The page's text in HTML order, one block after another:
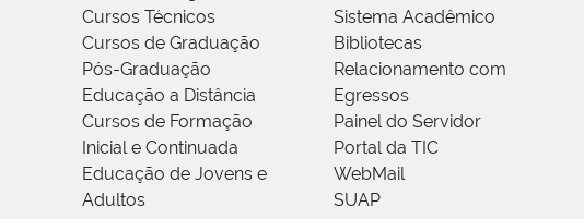
Cursos Técnicos
Cursos de Graduação
Pós-Graduação
Educação a Distância
Cursos de Formação
Inicial e Continuada
Educação de Jovens e
Adultos
Sistema Acadêmico
Bibliotecas
Relacionamento com
Egressos
Painel do Servidor
Portal da TIC
WebMail
SUAP